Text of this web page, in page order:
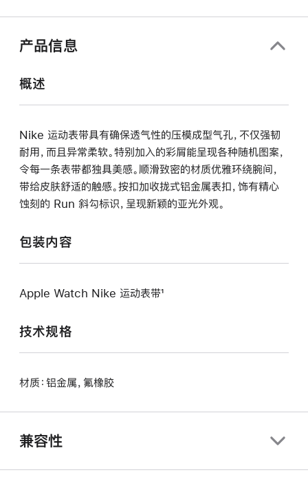
中
产品信息
概述
Nike 运动表带具有确保透气性的压模成型气孔，不仅强韧
耐用，而且异常柔软。特别加入的彩屑能呈现各种随机图案，
令每一条表带都独具美感。顺滑致密的材质优雅环绕腕间，
带给皮肤舒适的触感。按扣加收拢式铝金属表扣，饰有精心
蚀刻的 Run 斜勾标识，呈现新颖的亚光外观。
包装内容
Apple Watch Nike 运动表带¹
技术规格
材质：铝金属，氟橡胶
兼容性